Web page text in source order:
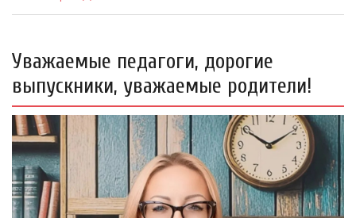
Уважаемые педагоги, дорогие
выпускники, уважаемые родители!